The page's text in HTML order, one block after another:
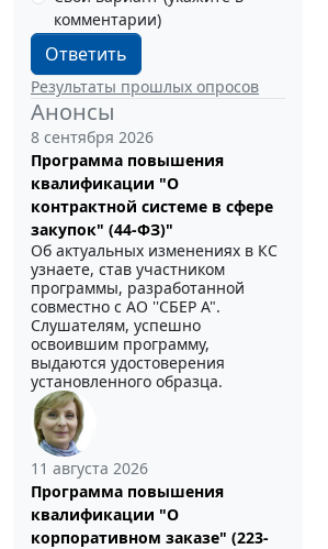
комментарии)
Ответить
Результаты прошлых опросов
Анонсы
8 сентября 2026
Программа повышения
квалификации "О
контрактной системе в сфере
закупок" (44-ФЗ)"
Об актуальных изменениях в КС
узнаете, став участником
программы, разработанной
совместно с АО ''СБЕР А".
Слушателям, успешно
освоившим программу,
выдаются удостоверения
установленного образца.
11 августа 2026
Программа повышения
квалификации "О
корпоративном заказе" (223-